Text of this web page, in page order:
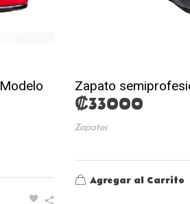
Zapato
₡33000
Zapatos
Agregar al Carrito